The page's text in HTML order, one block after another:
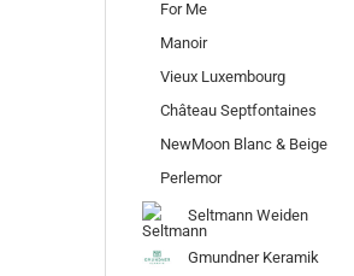
For Me
Manoir
Vieux Luxembourg
Château Septfontaines
NewMoon Blanc & Beige
Perlemor
Seltmann Weiden
Gmundner Keramik